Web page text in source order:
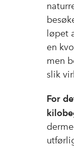
løpet
en
men
slik
For